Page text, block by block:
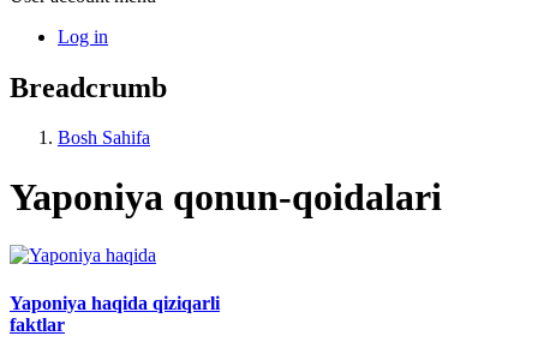
Log in
Breadcrumb
Bosh Sahifa
Yaponiya qonun-qoidalari
Yaponiya haqida qiziqarli
faktlar